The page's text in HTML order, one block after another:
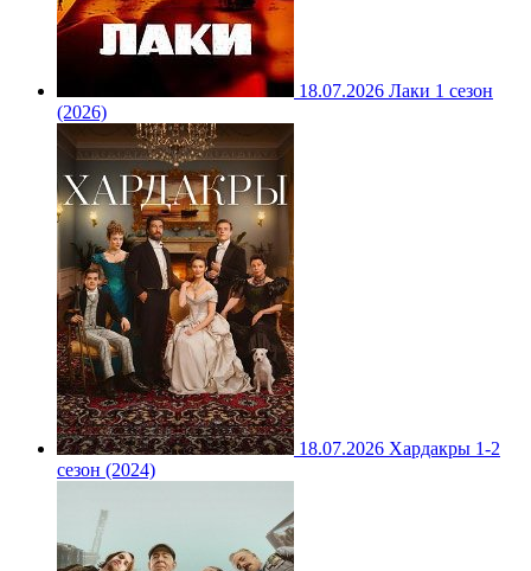
18.07.2026 Лаки 1 сезон
(2026)
18.07.2026 Хардакры 1-2
сезон (2024)